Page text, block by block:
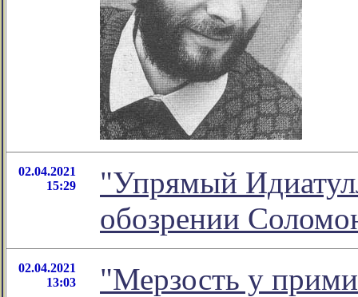
02.04.2021
15:29
"Упрямый
обозрении
02.04.2021
13:03
"Мерзость у